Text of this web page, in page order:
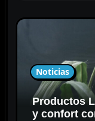
Noticias
Productos
y confort